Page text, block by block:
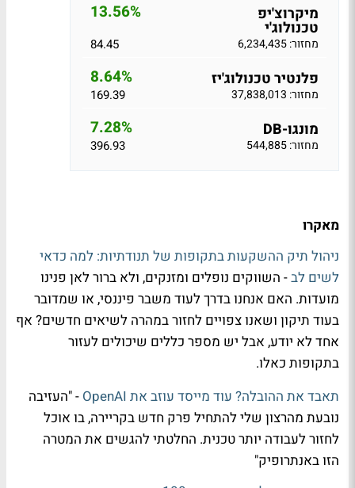
מיקרוצ'יפ
טכנולוג'י
13.56%
מחזור: 6,234,435 84.45
פלנטיר טכנולוג'יז 8.64%
מחזור: 37,838,013 169.39
מונגו-DB 7.28%
מחזור: 544,885 396.93
מאקרו
ניהול תיק ההשקעות בתקופות של תנודתיות: למה כדאי
לשים לב- השווקים נופלים ומזנקים, ולא ברור לאן פנינו
מועדות. האם אנחנו בדרך לעוד משבר פיננסי, או שמדובר
בעוד תיקון ושאנו צפויים לחזור במהרה לשיאים חדשים? אף
אחד לא יודע, אבל יש מספר כללים שיכולים לעזור
בתקופות כאלו.
תאבד את ההובלה? עוד מייסד עוזב את OpenAI
- "העזיבה
נובעת מהרצון שלי להתחיל פרק חדש בקריירה, בו אוכל
לחזור לעבודה יותר טכנית. החלטתי להגשים את המטרה
הזו באנתרופיק"